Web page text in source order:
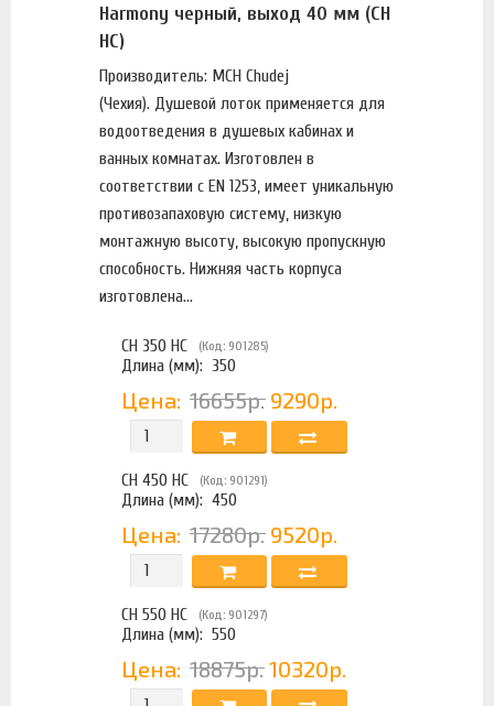
Harmony черный, выход 40 мм (CH
HC)
Производитель: MCH Chudej
(Чехия). Душевой лоток применяется для
водоотведения в душевых кабинах и
ванных комнатах. Изготовлен в
соответствии с EN 1253, имеет уникальную
противозапаховую систему, низкую
монтажную высоту, высокую пропускную
способность. Нижняя часть корпуса
изготовлена...
CH 350 HC (Код: 901285)
Длина (мм): 350
Цена: 16655р. 9290р.
CH 450 HC (Код: 901291)
Длина (мм): 450
Цена: 17280р. 9520р.
CH 550 HC (Код: 901297)
Длина (мм): 550
Цена: 18875р. 10320р.